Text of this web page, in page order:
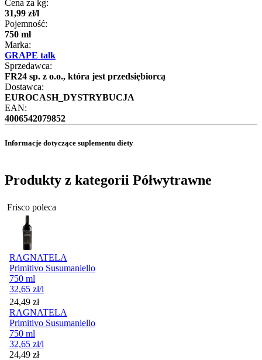
Cena za kg:
31,99 zł/l
Pojemność:
750 ml
Marka:
GRAPE talk
Sprzedawca:
FR24 sp. z o.o., która jest przedsiębiorcą
Dostawca:
EUROCASH_DYSTRYBUCJA
EAN:
4006542079852
Informacje dotyczące suplementu diety
Produkty z kategorii Półwytrawne
Frisco poleca
RAGNATELA
Primitivo Susumaniello
750 ml
32,65 zł/l
Cena
24,49 zł
RAGNATELA
Primitivo Susumaniello
750 ml
32,65 zł/l
Cena
24,49 zł